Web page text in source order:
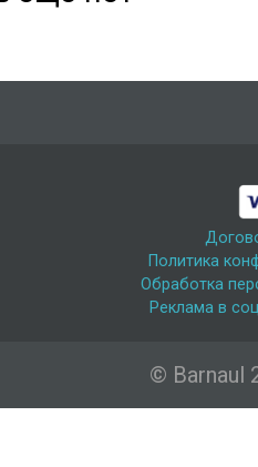
Политика
Обработка
Реклама в
© Barnaul